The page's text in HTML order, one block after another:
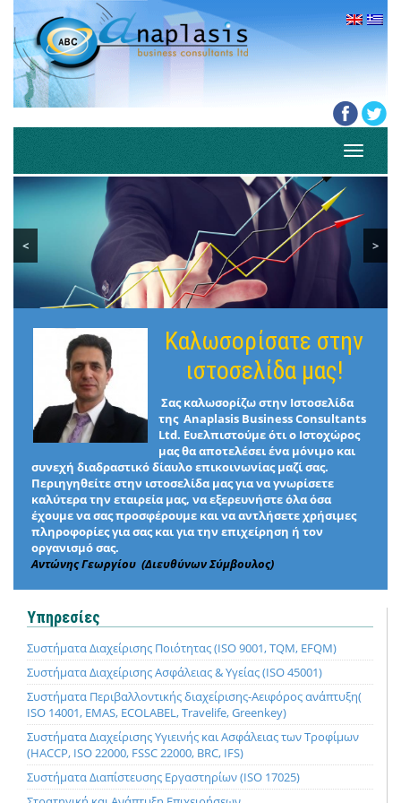
Toggle
< >
Καλωσορίσατε στην
ιστοσελίδα μας!
Σας καλωσορίζω στην Ιστοσελίδα
της Anaplasis Business Consultants
Ltd. Ευελπιστούμε ότι ο Ιστοχώρος
μας θα αποτελέσει ένα μόνιμο και
συνεχή διαδραστικό δίαυλο επικοινωνίας μαζί σας.
Περιηγηθείτε στην ιστοσελίδα μας για να γνωρίσετε
καλύτερα την εταιρεία μας, να εξερευνήστε όλα όσα
έχουμε να σας προσφέρουμε και να αντλήσετε χρήσιμες
πληροφορίες για σας και για την επιχείρηση ή τον
οργανισμό σας.
Αντώνης Γεωργίου (Διευθύνων Σύμβουλος)
Υπηρεσίες
Συστήματα Διαχείρισης Ποιότητας (ISO 9001, TQM, EFQM)
Συστήματα Διαχείρισης Ασφάλειας & Υγείας (ISO 45001)
Συστήματα Περιβαλλοντικής διαχείρισης-Αειφόρος ανάπτυξη(
ISO 14001, EMAS, ECOLABEL, Travelife, Greenkey)
Συστήματα Διαχείρισης Υγιεινής και Ασφάλειας των Τροφίμων
(HACCP, ISO 22000, FSSC 22000, BRC, IFS)
Συστήματα Διαπίστευσης Εργαστηρίων (ISO 17025)